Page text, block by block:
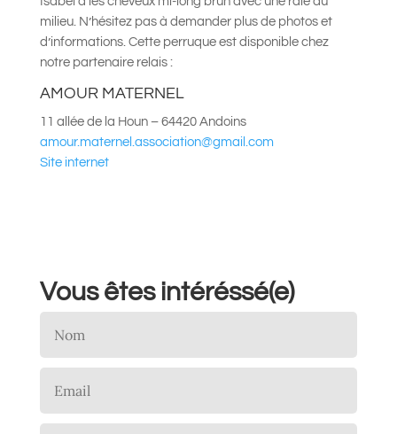
milieu. N’hésitez pas à demander plus de photos et
d’informations. Cette perruque est disponible chez
notre partenaire relais :
AMOUR MATERNEL
11 allée de la Houn – 64420 Andoins
amour.maternel.association@gmail.com
Site internet
Vous êtes intéréssé(e)